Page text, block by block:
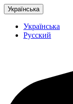
Українська
Українська
Русский